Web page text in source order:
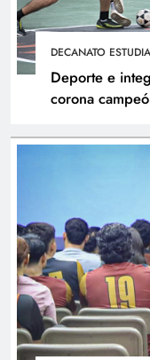
DECANATO
Deporte e
corona